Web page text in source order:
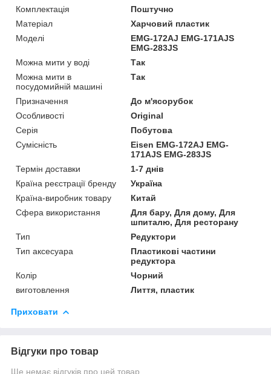
Комплектація
Поштучно
Матеріал
Харчовий пластик
Моделі
EMG-172АJ EMG-171АJS
EMG-283JS
Можна мити у воді
Так
Можна мити в
посудомийній машині
Так
Призначення
До м'ясорубок
Особливості
Original
Серія
Побутова
Сумісність
Eisen EMG-172АJ EMG-
171АJS EMG-283JS
Термін доставки
1-7 днів
Країна реєстрації бренду
Україна
Країна-виробник товару
Китай
Сфера використання
Для бару, Для дому, Для
шпиталю, Для ресторану
Тип
Редуктори
Тип аксесуара
Пластикові частини
редуктора
Колір
Чорний
виготовлення
Лиття, пластик
Приховати
Відгуки про товар
Ще немає відгуків про цей товар